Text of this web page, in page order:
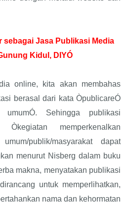
sebagai Jasa Publikasi Media
Kidul, DIYÓ
online, kita akan membahas
berasal dari kata ÒpublicareÓ
Sehingga publikasi
memperkenalkan
publik/masyarakat dapat
menurut Nisberg dalam buku
makna, menyatakan publikasi
untuk memperlihatkan,
nama dan kehormatan